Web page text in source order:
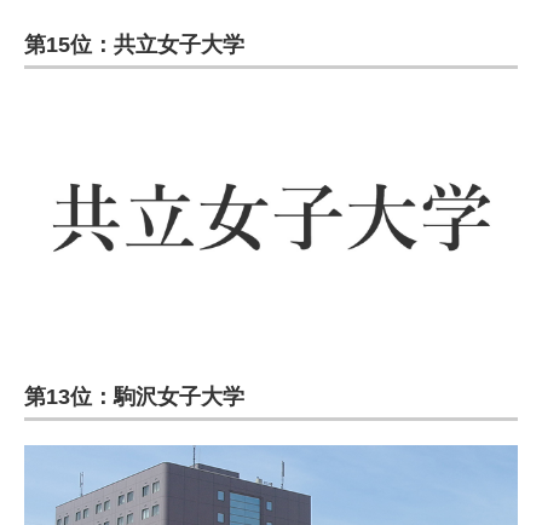
第15位：共立女子大学
第13位：駒沢女子大学